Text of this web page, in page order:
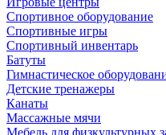
Спортивное оборудование
Спортивные игры
Спортивный инвентарь
Батуты
Гимнастическое
Детские тренажеры
Канаты
Массажные мячи
Мебель для физкультурных